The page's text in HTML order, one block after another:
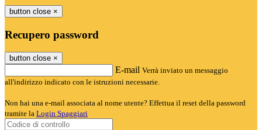
button close ×
Recupero password
button close ×
E-mail Verrà inviato un messaggio
all'indirizzo indicato con le istruzioni necessarie.
Non hai una e-mail associata al nome utente? Effettua il reset della password
tramite la Login Spaggiari